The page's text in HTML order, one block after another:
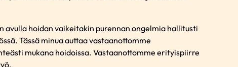
avulla hoidan vaikeitakin purennan ongelmia hallitusti
Tässä minua auttaa vastaanottomme
mukana hoidoissa. Vastaanottomme erityispiirre